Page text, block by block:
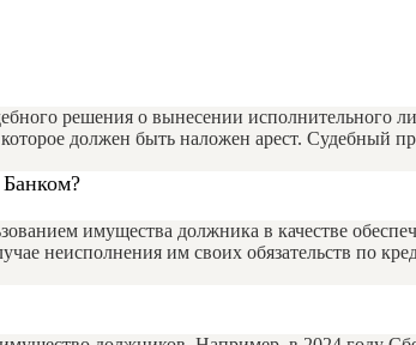
решения о вынесении исполнительного
должен быть наложен арест. Судебный
имущества должника в качестве
неисполнения им своих обязательств по